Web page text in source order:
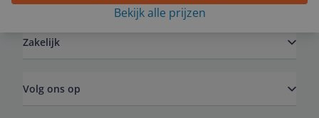
Bekijk alle prijzen
Zakelijk
Volg ons op